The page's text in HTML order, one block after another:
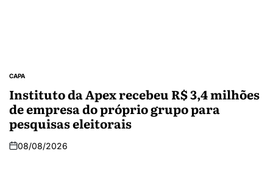
CAPA
Instituto da Apex recebeu R$ 3,4 milhões
de empresa do próprio grupo para
pesquisas eleitorais
08/08/2026